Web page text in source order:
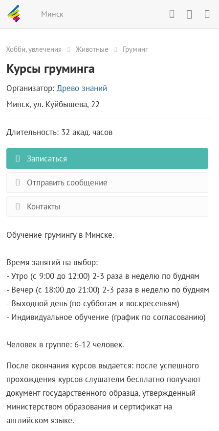
Минск
Хобби, увлечения Животные Груминг
Курсы груминга
Организатор:Древо знаний
Минск, ул. Куйбышева, 22
Длительность: 32 акад. часов
Записаться
Отправить сообщение
Контакты
Обучение грумингу в Минске.
Время занятий на выбор:
- Утро (с 9:00 до 12:00) 2-3 раза в неделю по будням
- Вечер (с 18:00 до 21:00) 2-3 раза в неделю по будням
- Выходной день (по субботам и воскресеньям)
- Индивидуальное обучение (график по согласованию)
Человек в группе: 6-12 человек.
После окончания курсов выдается: после успешного
прохождения курсов слушатели бесплатно получают
документ государственного образца, утвержденный
министерством образования и сертификат на
английском языке.